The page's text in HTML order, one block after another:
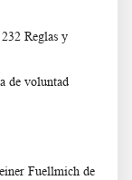
Reglas y
de voluntad
Fuellmich de